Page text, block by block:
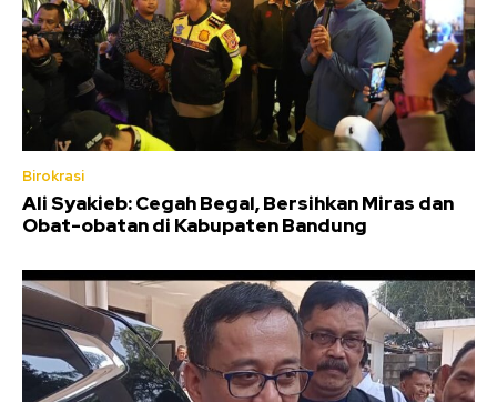
Birokrasi
Ali Syakieb: Cegah Begal, Bersihkan Miras dan
Obat-obatan di Kabupaten Bandung